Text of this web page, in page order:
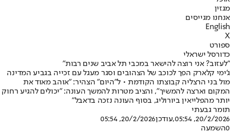
מגזין
אנחנו מגייסים
English
X
ספורט
כדורסל ישראלי
"לעזוב? אני רוצה להישאר במכבי תל אביב שנים רבות"
ג'ימי קלארק הפך לכוכב של הצהובים וסגר מעגל עם זכייה בגביע המדינה
מול בני הרצליה קבוצתו הקודמת • ל"היום" הצהיר: "אוהב מאוד את
המקום וארצה להמשיך", והציב מטרות להמשך העונה: "יכולים להגיע רחוק
יותר מהפלייאין ביורוליג, בסוף העונה נזכה בדאבל"
תומר גבעתי
20/2/2026, 05:54
,עודכן20/2/2026, 05:54
0השמעה